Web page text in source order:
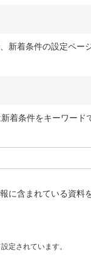
新着条件の設定ペー
着条件をキーワー
に含まれている資料
定されています。